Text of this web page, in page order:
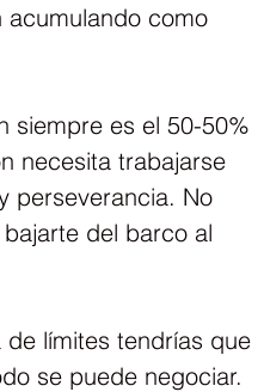
acumulando como
siempre es el 50-50%
necesita trabajarse
perseverancia. No
del barco al
límites tendrías que
se puede negociar.